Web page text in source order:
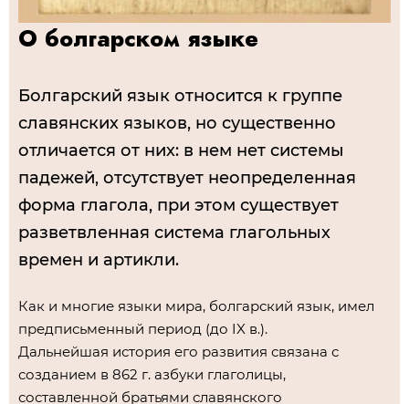
О болгарском языке
Болгарский язык относится к группе
славянских языков, но существенно
отличается от них: в нем нет системы
падежей, отсутствует неопределенная
форма глагола, при этом существует
разветвленная система глагольных
времен и артикли.
Как и многие языки мира, болгарский язык, имел
предписьменный период (до IX в.).
Дальнейшая история его развития связана с
созданием в 862 г. азбуки глаголицы,
составленной братьями славянского